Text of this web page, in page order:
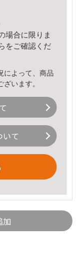
場合に限りま
をご確認くだ
によって、商品
います。
て
加